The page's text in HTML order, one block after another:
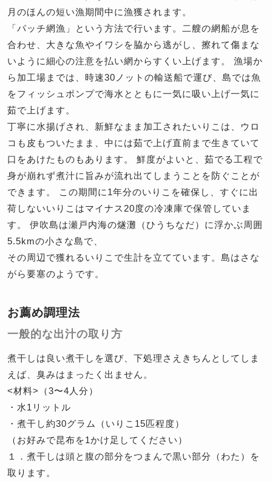
月のほんの短い漁期間中に漁獲されます。
「パッチ網漁」という方法で行います。二艘の網船が息を
合わせ、大きな魚やイワシを脇から逃がし、擦れて傷まな
いように細心の注意を払い網からすくい上げます。 漁場か
ら加工場までは、時速30ノットの輸送船で運び、島では魚
をフィッシュポンプで海水とともに一気に吸い上げ一気に
茹で上げます。
丁寧に水揚げされ、新鮮なまま加工されたいりこは、ウロ
コも皮もついたまま、中には茹で上げ直前まで生きていて
口をあけたものもあります。 鮮度がよいと、茹でる工程で
身が崩れず煮汁に旨みが流れ出てしまうことを防ぐことが
できます。 この期間に1年分のいりこを確保し、すぐに出
荷しないいりこはマイナス20度の冷凍庫で保管していま
す。 伊吹島は瀬戸内海の燧灘（ひうちなだ）に浮かぶ周囲
5.5kmの小さな島で、
その周辺で獲れるいりこで生計を立てています。島はさな
がら要塞のようです。
お薦め調理法
一般的な出汁の取り方
煮干しは良い煮干しを選び、下処理さえきちんとしてしま
えば、臭みはまったく出ません。
<材料>（3〜4人分）
・水1リットル
・煮干し約30グラム（いりこ15匹程度）
（お好みで昆布を1かけ足してください）
１．煮干しは頭と腹の部分をつまんで黒い部分（わた）を
取ります。